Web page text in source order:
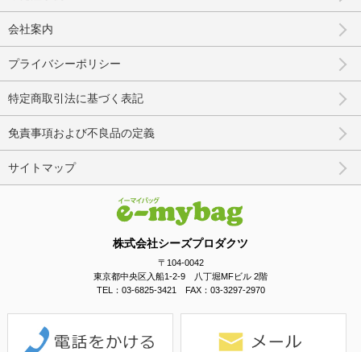
株式会社シーズプロダクツ
〒104-0042
東京都中央区入船1-2-9 八丁堀MFビル 2階
TEL：03-6825-3421 FAX：03-3297-2970
会社案内
プライバシーポリシー
特定商取引法に基づく表記
免責事項および不良品の定義
サイトマップ